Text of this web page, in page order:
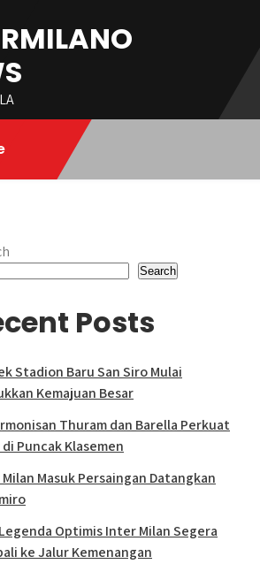
Search
Posts
Stadion Baru San Siro Mulai
Kemajuan Besar
Thuram dan Barella Perkuat
Puncak Klasemen
Masuk Persaingan Datangkan
Optimis Inter Milan Segera
ke Jalur Kemenangan